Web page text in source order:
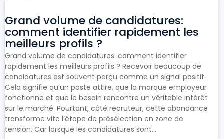
Grand volume de candidatures:
comment identifier rapidement les
meilleurs profils ?
Grand volume de candidatures: comment identifier
rapidement les meilleurs profils ? Recevoir beaucoup de
candidatures est souvent perçu comme un signal positif.
Cela signifie qu’un poste attire, que la marque employeur
fonctionne et que le besoin rencontre un véritable intérêt
sur le marché. Pourtant, côté recruteur, cette abondance
transforme vite l’étape de présélection en zone de
tension. Car lorsque les candidatures sont...